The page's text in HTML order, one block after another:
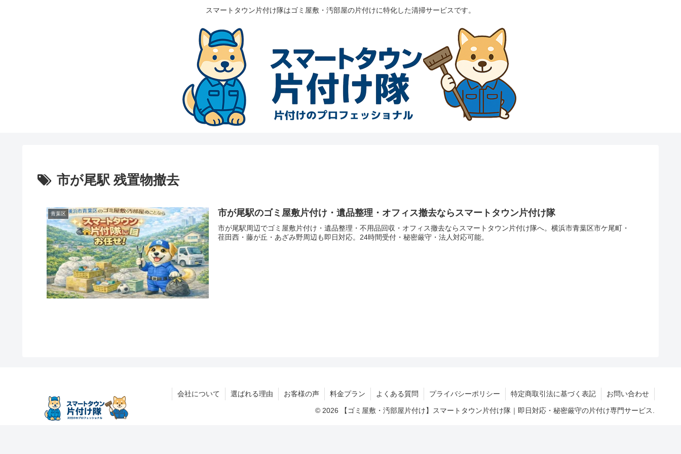
スマートタウン片付け隊はゴミ屋敷・汚部屋の片付けに特化した清掃サービスです。
市が尾駅 残置物撤去
青葉区 市が尾駅のゴミ屋敷片付け・遺品整理・オフィス撤去ならスマートタウン片付け隊
市が尾駅周辺でゴミ屋敷片付け・遺品整理・不用品回収・オフィス撤去ならスマートタウン片付け隊へ。横浜市青葉区市ケ尾町・
荏田西・藤が丘・あざみ野周辺も即日対応。24時間受付・秘密厳守・法人対応可能。
会社について 選ばれる理由 お客様の声 料金プラン よくある質問 プライバシーポリシー 特定商取引法に基づく表記 お問い合わせ
© 2026 【ゴミ屋敷・汚部屋片付け】スマートタウン片付け隊｜即日対応・秘密厳守の片付け専門サービス.